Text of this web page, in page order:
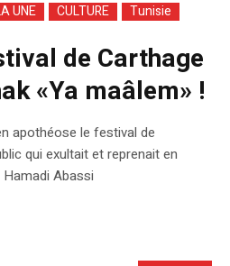
UNE CULTURE Tunisie
de Carthage
«Ya maâlem» !
apothéose le festival de
qui exultait et reprenait en
Abassi